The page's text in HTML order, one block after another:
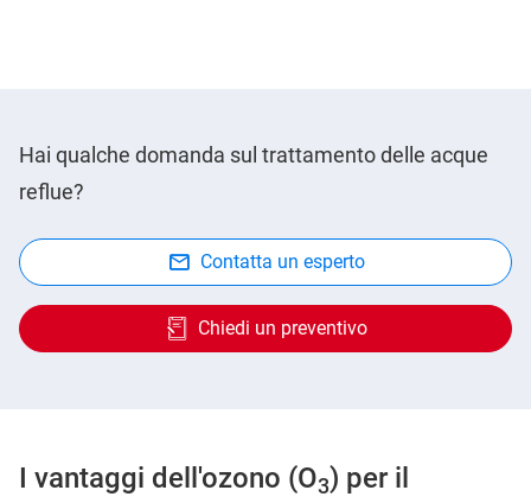
Hai qualche domanda sul trattamento delle acque
reflue?
Contatta un esperto
Chiedi un preventivo
I vantaggi dell'ozono (O3) per il